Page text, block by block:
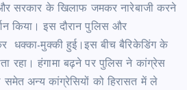
सरकार के खिलाफ जमकर नारेबाजी करने
किया। इस दौरान पुलिस और
धक्का-मुक्की हुई।इस बीच बैरिकेडिंग के
रहा। हंगामा बढ़ने पर पुलिस ने कांग्रेस
समेत अन्य कांग्रेसियों को हिरासत में ले